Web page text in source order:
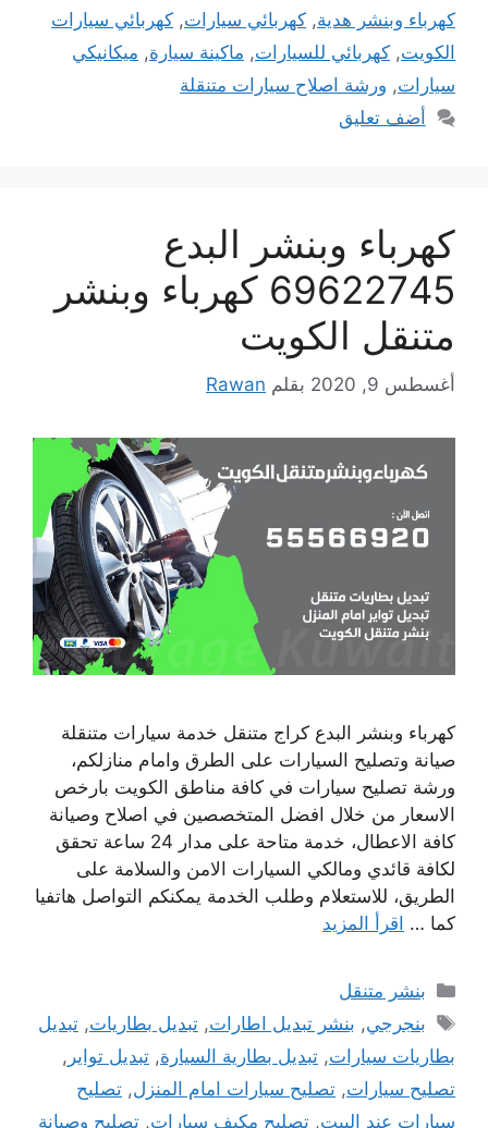
كهرباء وبنشر هدية, كهربائي سيارات, كهربائي سيارات
الكويت, كهربائي للسيارات, ماكينة سيارة, ميكانيكي
سيارات, ورشة اصلاح سيارات متنقلة
أضف تعليق
كهرباء وبنشر البدع
69622745 كهرباء وبنشر
متنقل الكويت
أغسطس 9, 2020 بقلم Rawan
كهرباء وبنشر البدع كراج متنقل خدمة سيارات متنقلة
صيانة وتصليح السيارات على الطرق وامام منازلكم،
ورشة تصليح سيارات في كافة مناطق الكويت بارخص
الاسعار من خلال افضل المتخصصين في اصلاح وصيانة
كافة الاعطال، خدمة متاحة على مدار 24 ساعة تحقق
لكافة قائدي ومالكي السيارات الامن والسلامة على
الطريق، للاستعلام وطلب الخدمة يمكنكم التواصل هاتفيا
كما … اقرأ المزيد
التصنيفات
بنشر متنقل
الوسوم
بنجرجي, بنشر تبديل اطارات,تبديل بطاريات,تبديل
بطاريات سيارات, تبديل بطارية السيارة, تبديل تواير ,
تصليح سيارات, تصليح سيارات امام المنزل, تصليح
سيارات عند البيت, تصليح مكيف سيارات, تصليح وصيانة